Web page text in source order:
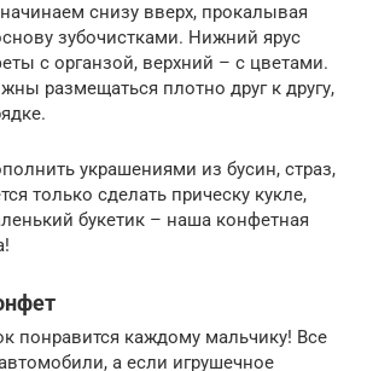
снизу вверх, прокалывая
зубочистками. Нижний ярус
с органзой, верхний – с цветами.
размещаться плотно друг к другу,
украшениями из бусин, страз,
только сделать прическу кукле,
букетик – наша конфетная
понравится каждому мальчику! Все
а если игрушечное